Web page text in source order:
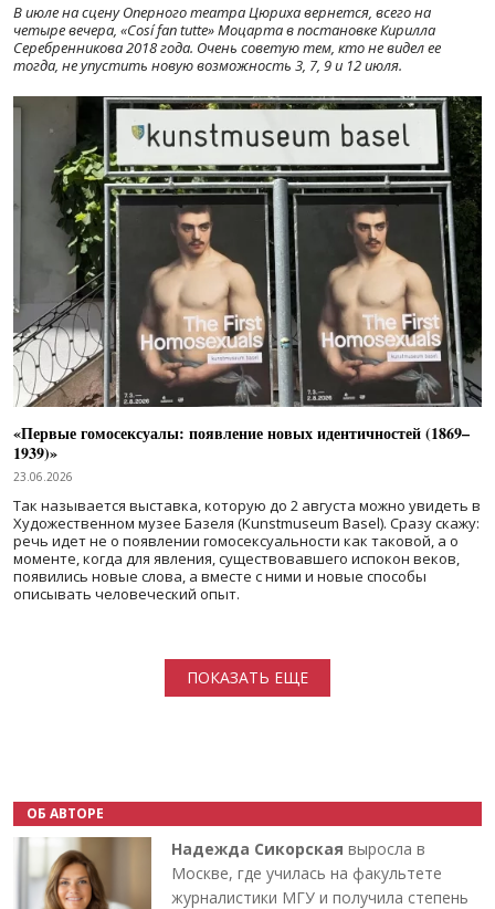
В июле на сцену Оперного театра Цюриха вернется, всего на
четыре вечера, «Cosí fan tutte» Моцарта в постановке Кирилла
Серебренникова 2018 года. Очень советую тем, кто не видел ее
тогда, не упустить новую возможность 3, 7, 9 и 12 июля.
«Первые гомосексуалы: появление новых идентичностей (1869–
1939)»
23.06.2026
Так называется выставка, которую до 2 августа можно увидеть в
Художественном музее Базеля (Kunstmuseum Basel). Сразу скажу:
речь идет не о появлении гомосексуальности как таковой, а о
моменте, когда для явления, существовавшего испокон веков,
появились новые слова, а вместе с ними и новые способы
описывать человеческий опыт.
ПОКАЗАТЬ ЕЩЕ
ОБ АВТОРЕ
Надежда Сикорская выросла в
Москве, где училась на факультете
журналистики МГУ и получила степень